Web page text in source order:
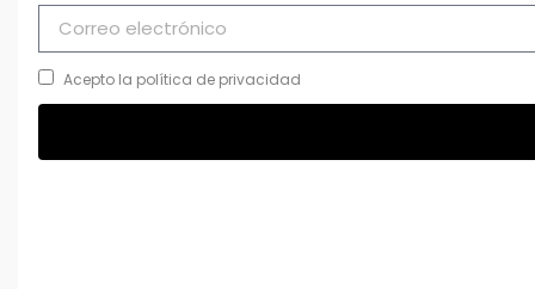
Acepto la política de privacidad